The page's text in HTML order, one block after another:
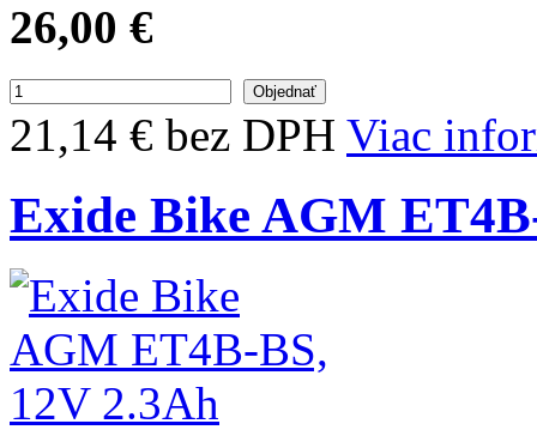
26,00 €
21,14 € bez DPH Viac
Exide Bike AGM